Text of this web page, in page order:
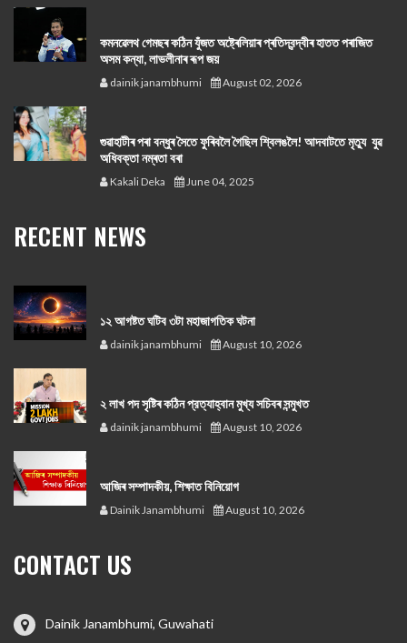
কমনৱেলথ গেমছৰ কঠিন যুঁজত অষ্ট্ৰেলিয়াৰ প্ৰতিদ্বন্দ্বীৰ হাতত পৰাজিত
অসম কন্যা, লাভলীনাৰ ৰূপ জয়
dainik janambhumi August 02, 2026
গুৱাহাটীৰ পৰা বন্ধুৰ সৈতে ফুৰিবলৈ গৈছিল শ্বিলঙলৈ! আদবাটতে মৃত্যু যুৱ
অধিবক্তা নম্ৰতা বৰা
Kakali Deka June 04, 2025
RECENT NEWS
১২ আগষ্টত ঘটিব ৩টা মহাজাগতিক ঘটনা
dainik janambhumi August 10, 2026
২ লাখ পদ সৃষ্টিৰ কঠিন প্রত্যাহ্বান মুখ্য সচিবৰ সন্মুখত
dainik janambhumi August 10, 2026
আজিৰ সম্পাদকীয়, শিক্ষাত বিনিয়োগ
Dainik Janambhumi August 10, 2026
CONTACT US
Dainik Janambhumi, Guwahati